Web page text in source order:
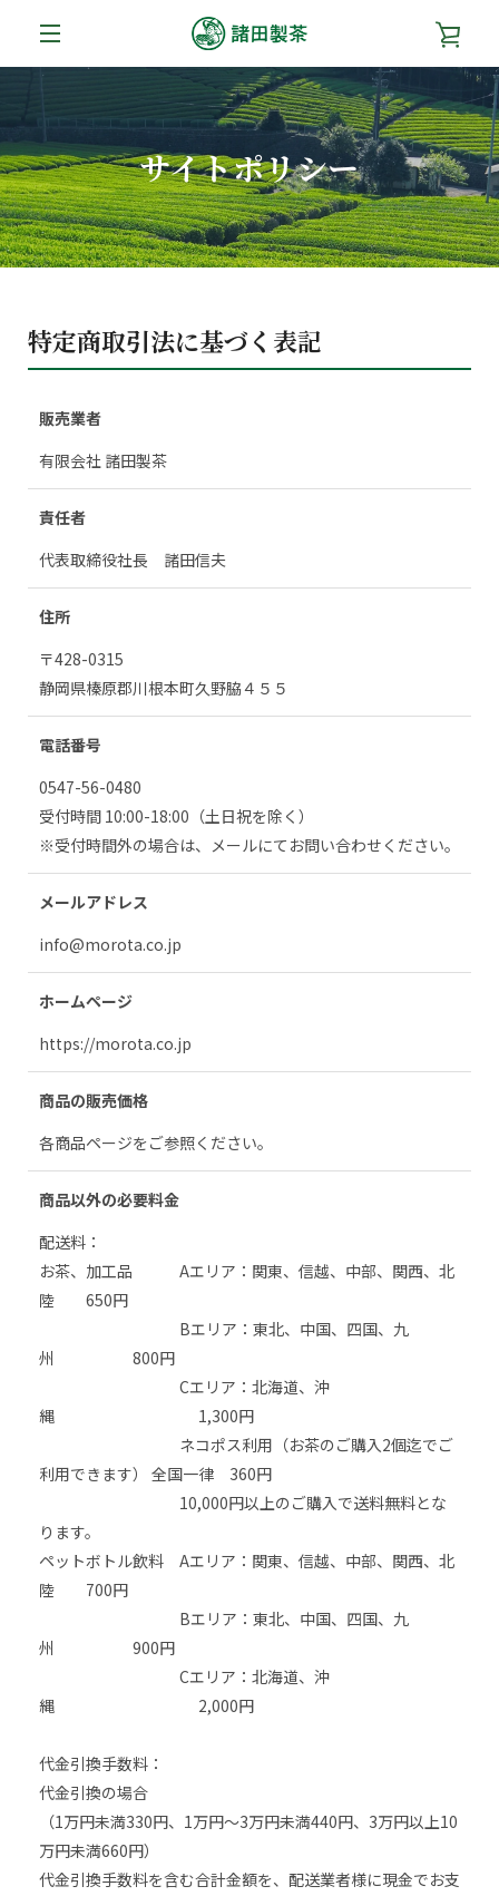
テ
ス
キ
ッ
プ
す
ュ
ー
も
検
ト
を
見
サイトポリシー
特定商取引法に基づく表記
販売業者
有限会社 諸田製茶
責任者
代表取締役社長 諸田信夫
住所
〒428-0315
静岡県榛原郡川根本町久野脇４５５
電話番号
0547-56-0480
受付時間 10:00-18:00（土日祝を除く）
※受付時間外の場合は、メールにてお問い合わせください。
メールアドレス
info@morota.co.jp
ホームページ
https://morota.co.jp
商品の販売価格
各商品ページをご参照ください。
商品以外の必要料金
配送料：
お茶、加工品 Aエリア：関東、信越、中部、関西、北
陸 650円
Bエリア：東北、中国、四国、九
州 800円
Cエリア：北海道、沖
縄 1,300円
ネコポス利用（お茶のご購入2個迄でご
利用できます） 全国一律 360円
10,000円以上のご購入で送料無料とな
ります。
ペットボトル飲料 Aエリア：関東、信越、中部、関西、北
陸 700円
Bエリア：東北、中国、四国、九
州 900円
Cエリア：北海道、沖
縄 2,000円
代金引換手数料：
代金引換の場合
（1万円未満330円、1万円～3万円未満440円、3万円以上10
万円未満660円）
代金引換手数料を含む合計金額を、配送業者様に現金でお支